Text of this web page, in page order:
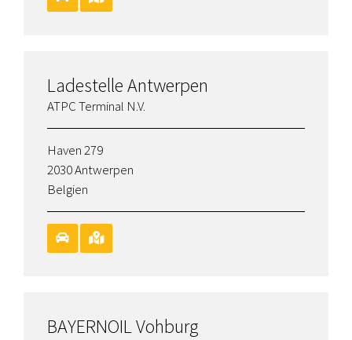
Ladestelle Antwerpen
ATPC Terminal N.V.
Haven 279
2030 Antwerpen
Belgien
BAYERNOIL Vohburg